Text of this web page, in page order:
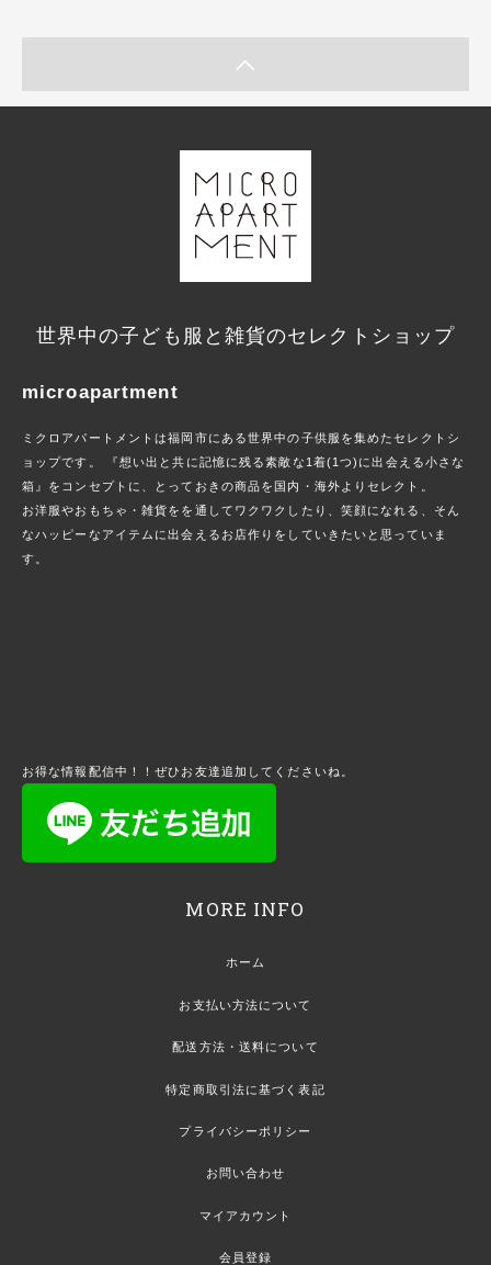
世界中の子ども服と雑貨のセレクトショップ
microapartment
ミクロアパートメントは福岡市にある世界中の子供服を集めたセレクトシ
ョップです。 『想い出と共に記憶に残る素敵な1着(1つ)に出会える小さな
箱』をコンセプトに、とっておきの商品を国内・海外よりセレクト。
お洋服やおもちゃ・雑貨をを通してワクワクしたり、笑顔になれる、そん
なハッピーなアイテムに出会えるお店作りをしていきたいと思っていま
す。
お得な情報配信中！！ぜひお友達追加してくださいね。
MORE INFO
ホーム
お支払い方法について
配送方法・送料について
特定商取引法に基づく表記
プライバシーポリシー
お問い合わせ
マイアカウント
会員登録